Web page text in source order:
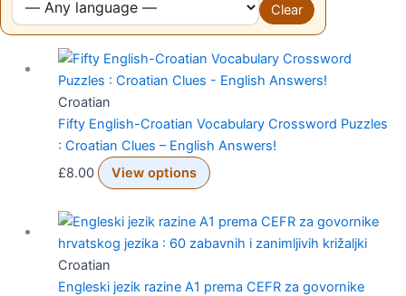
Clear
Croatian
Fifty English-Croatian Vocabulary Crossword Puzzles
: Croatian Clues – English Answers!
£8.00 View options
Croatian
Engleski jezik razine A1 prema CEFR za govornike